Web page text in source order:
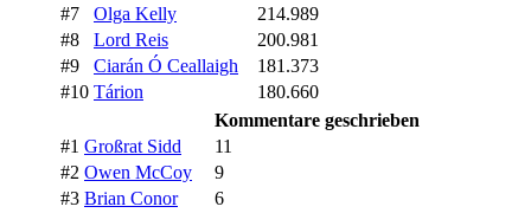
#7
Olga Kelly
214.989
#8
Lord Reis
200.981
#9
Ciarán Ó Ceallaigh
181.373
#10 Tárion
180.660
Kommentare geschrieben
#1 Großrat Sidd
11
#2 Owen McCoy
9
#3 Brian Conor
6